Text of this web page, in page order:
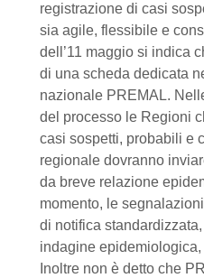
registrazione di casi
sia agile, flessibile e
dell’11 maggio si indica
di una scheda dedicata
nazionale PREMAL.
del processo le Regioni
casi sospetti, probabili e
regionale dovranno
da breve relazione
momento, le
di notifica
indagine
Inoltre non è detto che